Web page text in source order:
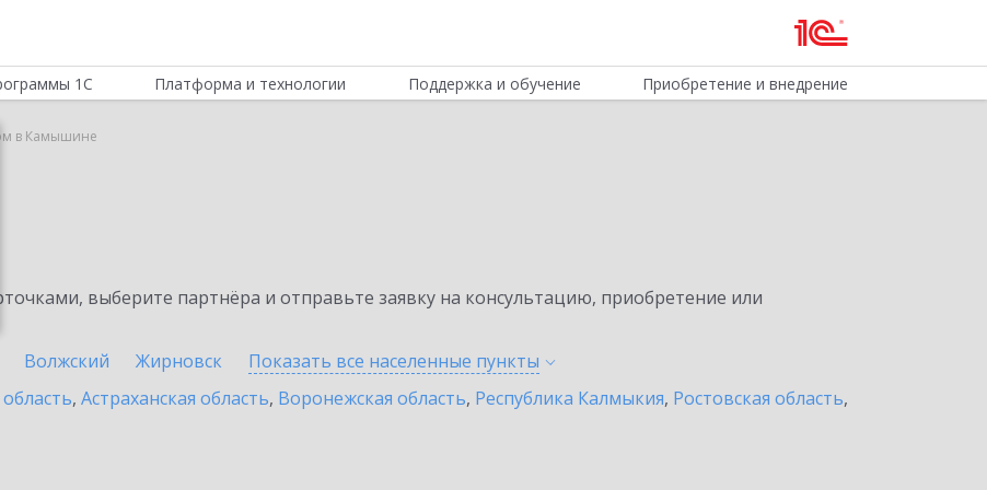
1С Платформа и технологии Поддержка и обучение Приобретение и внедрение
в Камышине
выберите партнёра и отправьте заявку на консультацию, приобретение или
Волжский Жирновск Показать все населенные пункты
, Астраханская область, Воронежская область, Республика Калмыкия, Ростовская область,